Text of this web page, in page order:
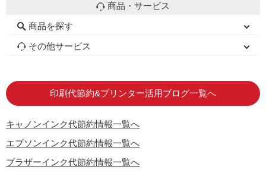
商品・サービス
商品を探す
初心者用セット
キャノンインク
エプソンインク
ブラザーインク
詰め替えインク
互換インクボトル
互換インクカートリッジ
再生インクカートリッジ
トナーカートリッジ
その他サービス
印刷代節約&プリンター活用ブログ一覧へ
キャノンインク代節約情報一覧へ
エプソンインク代節約情報一覧へ
ブラザーインク代節約情報一覧へ